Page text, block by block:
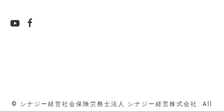
© シナジー経営社会保険労務士法人 シナジー経営株式会社. All